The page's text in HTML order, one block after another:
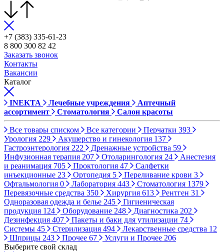
+7 (383) 335-61-23
8 800 300 82 42
Заказать звонок
Контакты
Вакансии
Каталог
INEKTA Лечебные учреждения
Аптечный
ассортимент
Стоматология Салон красоты
Все товары списком Все категории Перчатки 393
Урология 229 Акушерство и гинекология 137
Гастроэнтерология 222 Дренажные устройства 59
Инфузионная терапия 207 Отоларингология 24
Анестезия
и реанимация 705 Проктология 47
Салфетки
инъекционные 23 Ортопедия 5 Переливание крови 3
Офтальмология 0 Лаборатория 443 Стоматология 1379
Перевязочные средства 350 Хирургия 613 Рентген 31
Одноразовая одежда и белье 245
Гигиеническая
продукция 124 Оборудование 248 Диагностика 202
Дезинфекция 407 Пакеты и баки для утилизации 74
Системы 45 Стерилизация 494 Лекарственные средства 12
Шприцы 243 Прочее 67 Услуги и Прочее 206
Выберите свой склад